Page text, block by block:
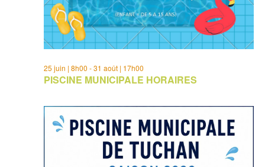
PISCINE MUNICIPALE HORAIRES
25 juin | 8h00 -31 août | 17h00